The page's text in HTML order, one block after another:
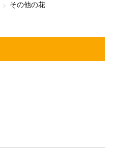
その他の花